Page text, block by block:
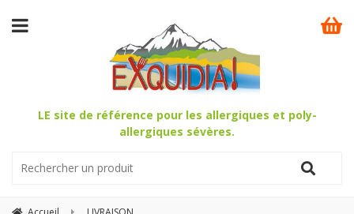
LE site de référence pour les allergiques et poly-
allergiques sévères.